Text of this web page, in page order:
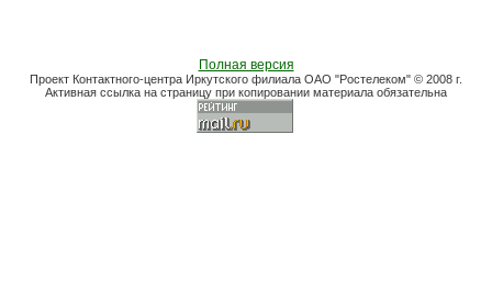
Полная версия
Проект Контактного-центра Иркутского филиала ОАО "Ростелеком" © 2008 г.
Активная ссылка на страницу при копировании материала обязательна